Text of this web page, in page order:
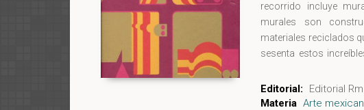
recorrido incluye
murales son
materiales reciclados
sesenta estos
sido rescatados de la
nuevas locaciones.
Editorial:
Editorial Rm
Materia Arte